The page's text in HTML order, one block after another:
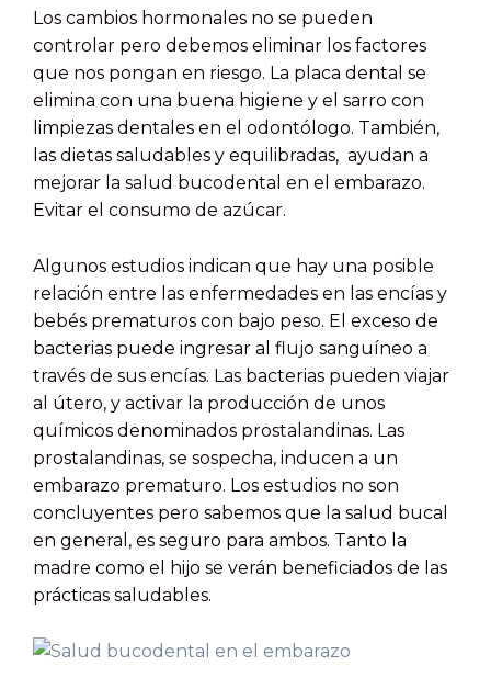
Los cambios hormonales no se pueden
controlar pero debemos eliminar los factores
que nos pongan en riesgo. La placa dental se
elimina con una buena higiene y el sarro con
limpiezas dentales en el odontólogo. También,
las dietas saludables y equilibradas, ayudan a
mejorar la salud bucodental en el embarazo.
Evitar el consumo de azúcar.
Algunos estudios indican que hay una posible
relación entre las enfermedades en las encías y
bebés prematuros con bajo peso. El exceso de
bacterias puede ingresar al flujo sanguíneo a
través de sus encías. Las bacterias pueden viajar
al útero, y activar la producción de unos
químicos denominados prostalandinas. Las
prostalandinas, se sospecha, inducen a un
embarazo prematuro. Los estudios no son
concluyentes pero sabemos que la salud bucal
en general, es seguro para ambos. Tanto la
madre como el hijo se verán beneficiados de las
prácticas saludables.